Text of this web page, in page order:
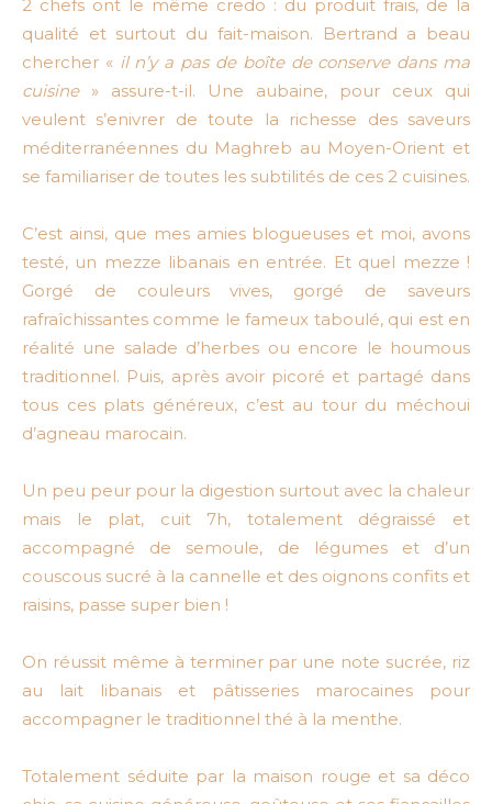
2 chefs ont le même credo : du produit frais, de la
qualité et surtout du fait-maison. Bertrand a beau
chercher «il n’y a pas de boîte de conserve dans ma
cuisine» assure-t-il. Une aubaine, pour ceux qui
veulent s’enivrer de toute la richesse des saveurs
méditerranéennes du Maghreb au Moyen-Orient et
se familiariser de toutes les subtilités de ces 2 cuisines.
C’est ainsi, que mes amies blogueuses et moi, avons
testé, un mezze libanais en entrée. Et quel mezze !
Gorgé de couleurs vives, gorgé de saveurs
rafraîchissantes comme le fameux taboulé, qui est en
réalité une salade d’herbes ou encore le houmous
traditionnel. Puis, après avoir picoré et partagé dans
tous ces plats généreux, c’est au tour du méchoui
d’agneau marocain.
Un peu peur pour la digestion surtout avec la chaleur
mais le plat, cuit 7h, totalement dégraissé et
accompagné de semoule, de légumes et d’un
couscous sucré à la cannelle et des oignons confits et
raisins, passe super bien !
On réussit même à terminer par une note sucrée, riz
au lait libanais et pâtisseries marocaines pour
accompagner le traditionnel thé à la menthe.
Totalement séduite par la maison rouge et sa déco